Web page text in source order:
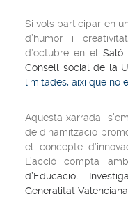
Si vols participar en
d’humor i
d’octubre en el Saló
Consell social de la
limitades, així que no
Aquesta xarrada
de dinamització
el concepte
L’acció compta
d’Educació,
Generalitat Valenciana